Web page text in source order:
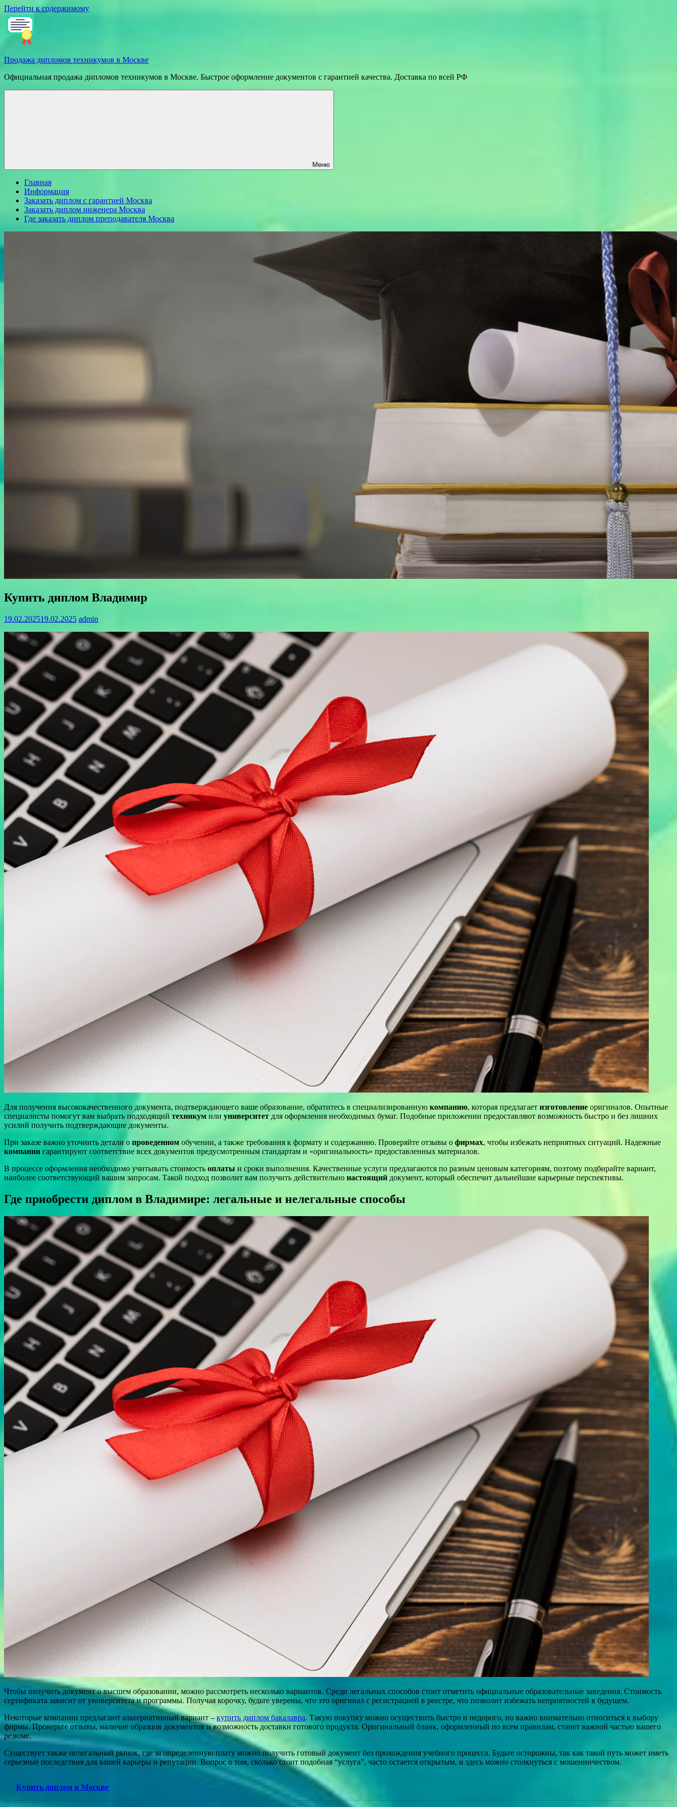
Перейти к содержимому
Продажа дипломов техникумов в Москве
Официальная продажа дипломов техникумов в Москве. Быстрое оформление документов с гарантией качества. Доставка по всей РФ
Меню
Главная
Информация
Заказать диплом с гарантией Москва
Заказать диплом инженера Москва
Где заказать диплом преподавателя Москва
Купить диплом Владимир
19.02.202519.02.2025 admin
Для получения высококачественного документа, подтверждающего ваше образование, обратитесь в специализированную компанию, которая предлагает изготовление оригиналов. Опытные
специалисты помогут вам выбрать подходящий техникум или университет для оформления необходимых бумаг. Подобные приложении предоставляют возможность быстро и без лишних
усилий получить подтверждающие документы.
При заказе важно уточнить детали о проведенном обучении, а также требования к формату и содержанию. Проверяйте отзывы о фирмах, чтобы избежать неприятных ситуаций. Надежные
компании гарантируют соответствие всех документов предусмотренным стандартам и «оригинальность» предоставленных материалов.
В процессе оформления необходимо учитывать стоимость оплаты и сроки выполнения. Качественные услуги предлагаются по разным ценовым категориям, поэтому подбирайте вариант,
наиболее соответствующий вашим запросам. Такой подход позволит вам получить действительно настоящий документ, который обеспечит дальнейшие карьерные перспективы.
Где приобрести диплом в Владимире: легальные и нелегальные способы
Чтобы получить документ о высшем образовании, можно рассмотреть несколько вариантов. Среди легальных способов стоит отметить официальные образовательные заведения. Стоимость
сертификата зависит от университета и программы. Получая корочку, будьте уверены, что это оригинал с регистрацией в реестре, что позволит избежать неприятностей в будущем.
Некоторые компании предлагают альтернативный вариант –купить диплом бакалавра. Такую покупку можно осуществить быстро и недорого, но важно внимательно относиться к выбору
фирмы. Проверьте отзывы, наличие образцов документов и возможность доставки готового продукта. Оригинальный бланк, оформленный по всем правилам, станет важной частью вашего
резюме.
Существует также нелегальный рынок, где за определенную плату можно получить готовый документ без прохождения учебного процесса. Будьте осторожны, так как такой путь может иметь
серьезные последствия для вашей карьеры и репутации. Вопрос о том, сколько стоит подобная “услуга”, часто остается открытым, и здесь можно столкнуться с мошенничеством.
Купить диплом в Москве